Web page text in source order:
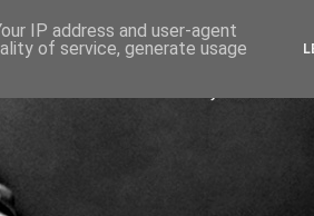
IP address and user-agent
of service, generate usage